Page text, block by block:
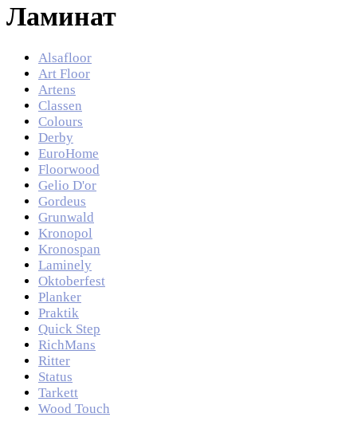
Ламинат
Alsafloor
Art Floor
Artens
Classen
Colours
Derby
EuroHome
Floorwood
Gelio D'or
Gordeus
Grunwald
Kronopol
Kronospan
Laminely
Oktoberfest
Planker
Praktik
Quick Step
RichMans
Ritter
Status
Tarkett
Wood Touch